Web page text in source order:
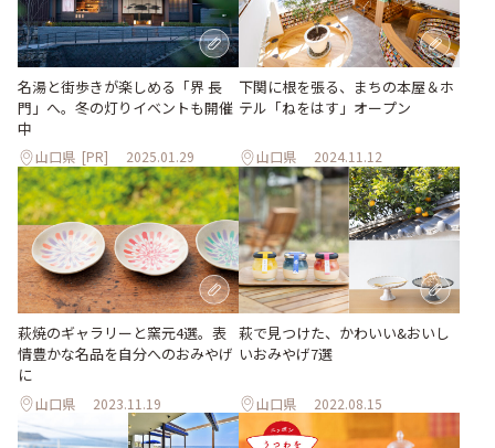
名湯と街歩きが楽しめる「界 長
門」へ。冬の灯りイベントも開催
中
山口県 [PR] 2025.01.29
下関に根を張る、まちの本屋＆ホ
テル「ねをはす」オープン
山口県 2024.11.12
萩焼のギャラリーと窯元4選。表
情豊かな名品を自分へのおみやげ
に
山口県 2023.11.19
萩で見つけた、かわいい&おいし
いおみやげ7選
山口県 2022.08.15